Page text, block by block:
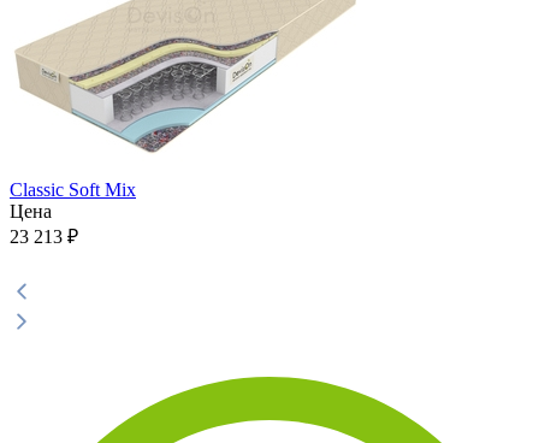
Classic Soft Mix
Цена
23 213 ₽